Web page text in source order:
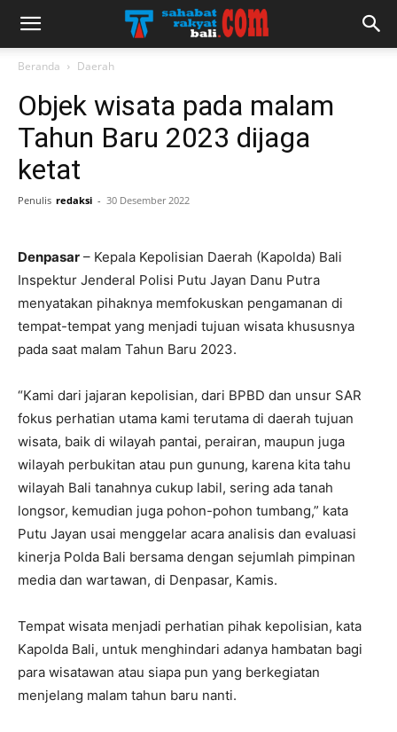
Beranda Daerah
Objek wisata pada malam
Tahun Baru 2023 dijaga
ketat
Penulis redaksi - 30 Desember 2022
Denpasar – Kepala Kepolisian Daerah (Kapolda) Bali
Inspektur Jenderal Polisi Putu Jayan Danu Putra
menyatakan pihaknya memfokuskan pengamanan di
tempat-tempat yang menjadi tujuan wisata khususnya
pada saat malam Tahun Baru 2023.
“Kami dari jajaran kepolisian, dari BPBD dan unsur SAR
fokus perhatian utama kami terutama di daerah tujuan
wisata, baik di wilayah pantai, perairan, maupun juga
wilayah perbukitan atau pun gunung, karena kita tahu
wilayah Bali tanahnya cukup labil, sering ada tanah
longsor, kemudian juga pohon-pohon tumbang,” kata
Putu Jayan usai menggelar acara analisis dan evaluasi
kinerja Polda Bali bersama dengan sejumlah pimpinan
media dan wartawan, di Denpasar, Kamis.
Tempat wisata menjadi perhatian pihak kepolisian, kata
Kapolda Bali, untuk menghindari adanya hambatan bagi
para wisatawan atau siapa pun yang berkegiatan
menjelang malam tahun baru nanti.